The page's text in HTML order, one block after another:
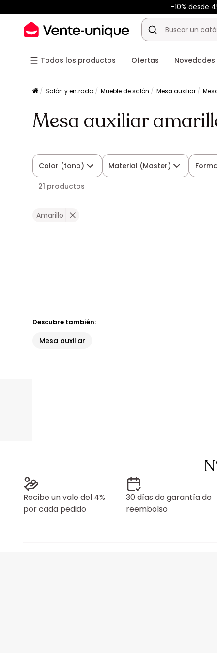
-10% desde
Todos los productos Ofertas Novedades
Salón y entrada Mueble de salón Mesa auxiliar
Mesa auxiliar
Color (tono) Material (Master) Forma
21 productos
Amarillo
Descubre también:
Mesa auxiliar
Recibe un vale del 4%
por cada pedido
30 días de garantía de
reembolso